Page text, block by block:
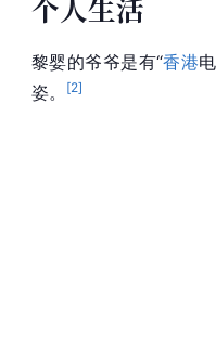
个人生活
黎婴的爷爷是有“香港
姿。 [2]